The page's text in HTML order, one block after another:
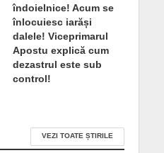
îndoielnice! Acum se
înlocuiesc iarăși
dalele! Viceprimarul
Apostu explică cum
dezastrul este sub
control!
VEZI TOATE ȘTIRILE